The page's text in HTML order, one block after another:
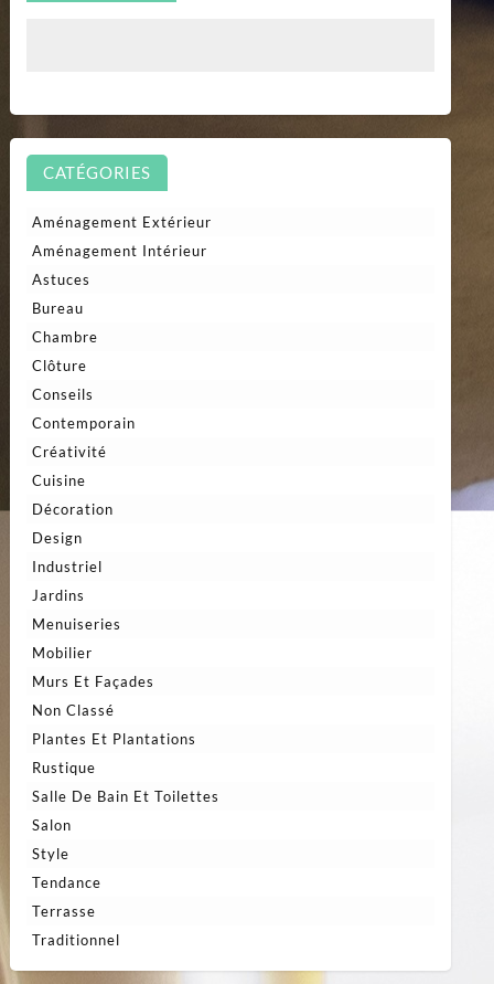
CATÉGORIES
Aménagement Extérieur
Aménagement Intérieur
Astuces
Bureau
Chambre
Clôture
Conseils
Contemporain
Créativité
Cuisine
Décoration
Design
Industriel
Jardins
Menuiseries
Mobilier
Murs Et Façades
Non Classé
Plantes Et Plantations
Rustique
Salle De Bain Et Toilettes
Salon
Style
Tendance
Terrasse
Traditionnel